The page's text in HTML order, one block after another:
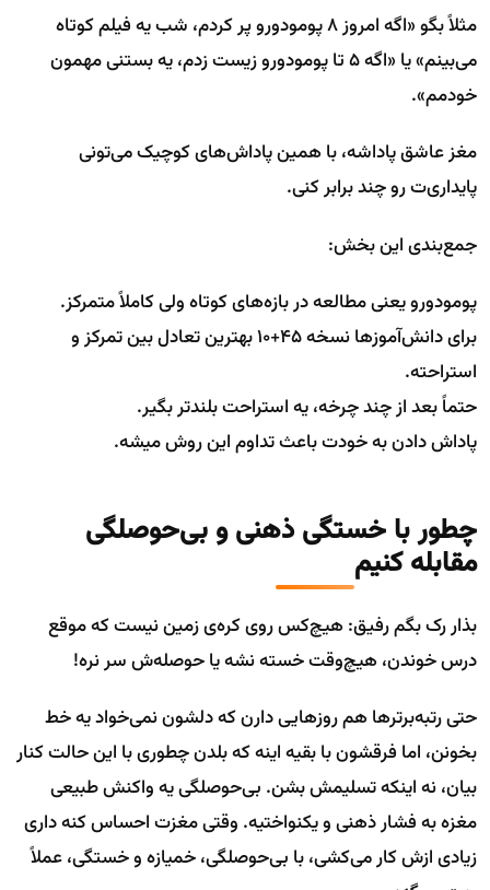
مثلاً بگو «اگه امروز ۸ پومودورو پر کردم، شب یه فیلم کوتاه
می‌بینم» یا «اگه ۵ تا پومودورو زیست زدم، یه بستنی مهمون
خودمم».
مغز عاشق پاداشه، با همین پاداش‌های کوچیک می‌تونی
پایداری‌ت رو چند برابر کنی.
جمع‌بندی این بخش:
پومودورو یعنی مطالعه در بازه‌های کوتاه ولی کاملاً متمرکز.
برای دانش‌آموزها نسخه ۴۵+۱۰ بهترین تعادل بین تمرکز و
استراحته.
حتماً بعد از چند چرخه، یه استراحت بلندتر بگیر.
پاداش دادن به خودت باعث تداوم این روش میشه.
چطور با خستگی ذهنی و بی‌حوصلگی
مقابله کنیم
بذار رک بگم رفیق: هیچ‌کس روی کره‌ی زمین نیست که موقع
درس خوندن، هیچ‌وقت خسته نشه یا حوصله‌ش سر نره!
حتی رتبه‌برترها هم روزهایی دارن که دلشون نمی‌خواد یه خط
بخونن، اما فرقشون با بقیه اینه که بلدن چطوری با این حالت کنار
بیان، نه اینکه تسلیمش بشن. بی‌حوصلگی یه واکنش طبیعی
مغزه به فشار ذهنی و یکنواختیه. وقتی مغزت احساس کنه داری
زیادی ازش کار می‌کشی، با بی‌حوصلگی، خمیازه و خستگی، عملاً